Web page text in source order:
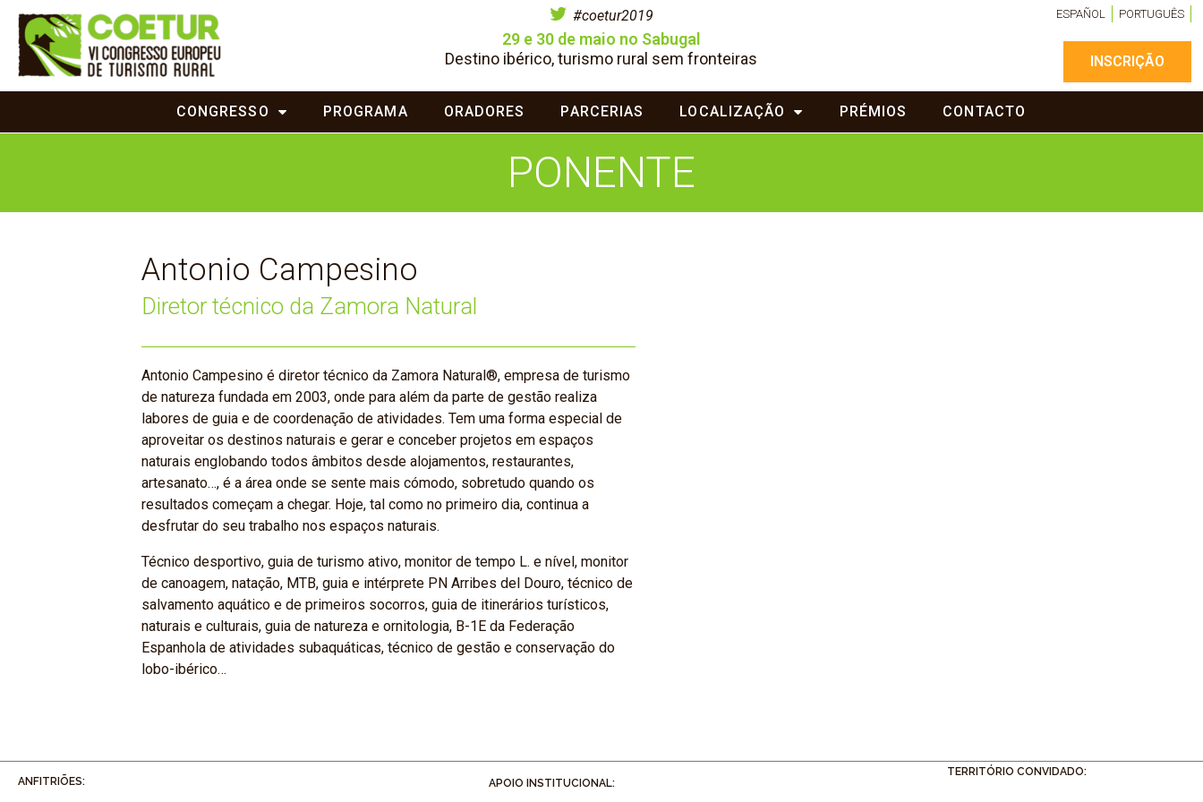
#coetur2019
29 e 30 de maio no Sabugal
Destino ibérico, turismo rural sem fronteiras
ESPAÑOL PORTUGUÊS
INSCRIÇÃO
CONGRESSO PROGRAMA ORADORES PARCERIAS LOCALIZAÇÃO PRÉMIOS CONTACTO
PONENTE
Antonio Campesino
Diretor técnico da Zamora Natural
Antonio Campesino é diretor técnico da Zamora Natural®, empresa de turismo
de natureza fundada em 2003, onde para além da parte de gestão realiza
labores de guia e de coordenação de atividades. Tem uma forma especial de
aproveitar os destinos naturais e gerar e conceber projetos em espaços
naturais englobando todos âmbitos desde alojamentos, restaurantes,
artesanato…, é a área onde se sente mais cómodo, sobretudo quando os
resultados começam a chegar. Hoje, tal como no primeiro dia, continua a
desfrutar do seu trabalho nos espaços naturais.
Técnico desportivo, guia de turismo ativo, monitor de tempo L. e nível, monitor
de canoagem, natação, MTB, guia e intérprete PN Arribes del Douro, técnico de
salvamento aquático e de primeiros socorros, guia de itinerários turísticos,
naturais e culturais, guia de natureza e ornitologia, B-1E da Federação
Espanhola de atividades subaquáticas, técnico de gestão e conservação do
lobo-ibérico…
ANFITRIÕES: APOIO INSTITUCIONAL:
TERRITÓRIO CONVIDADO: